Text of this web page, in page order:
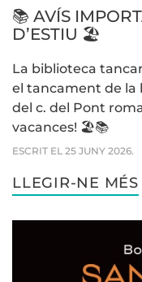
📚 AVÍS
D’ESTIU 🏖️
La biblioteca
el tancament de la
del c. del Pont
vacances! 🏖️📚
ESCRIT EL 25 JUNY 2026.
LLEGIR-NE MÉS